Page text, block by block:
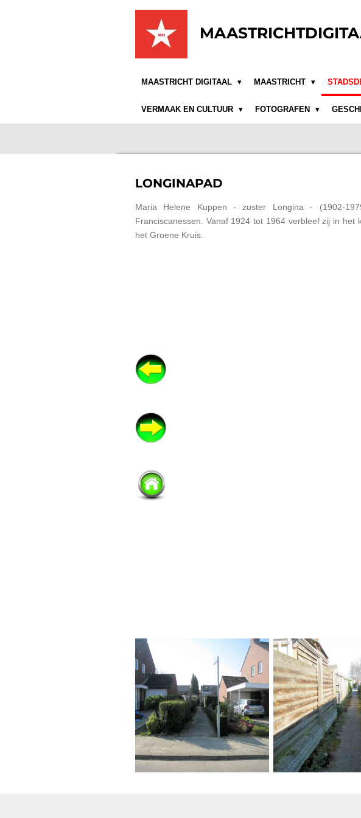
MAASTRICHT DIGITAAL MAASTRICHT
VERMAAK EN CULTUUR FOTOGRAFEN
LONGINAPAD
Maria Helene Kuppen - zuster Longina - (1902-
Franciscanessen. Vanaf 1924 tot 1964 verbleef zij in het
het Groene Kruis.